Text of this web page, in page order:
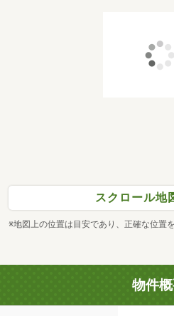
スクロール地
※地図上の位置は目安であり、正確な位置
物件